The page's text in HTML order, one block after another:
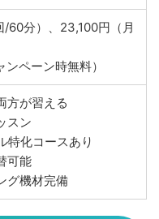
60分）、23,100円（月
ペーン時無料）
方が習える
スン
特化コースあり
可能
グ機材完備